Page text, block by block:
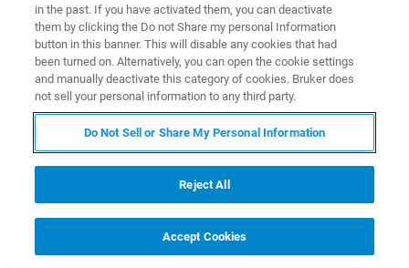
spezialisierten FT-Raman-Lösungen.
Konfokale Raman-Mikroskopie
in Perfektion
in the past. If you have activated them, you can deactivate
them by clicking the Do not Share my personal Information
button in this banner. This will disable any cookies that had
been turned on. Alternatively, you can open the cookie settings
and manually deactivate this category of cookies. Bruker does
not sell your personal information to any third party.
Do Not Sell or Share My Personal Information
Reject All
Accept Cookies